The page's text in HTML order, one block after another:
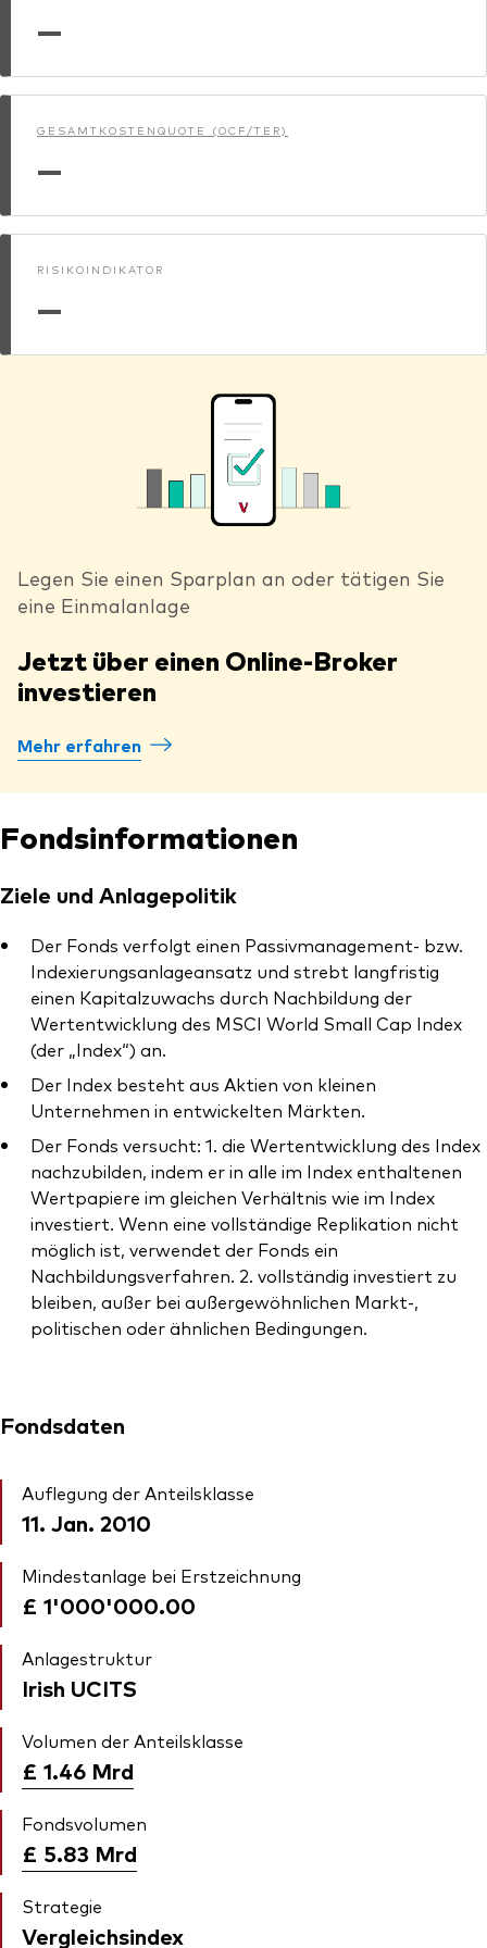
—
GESAMTKOSTENQUOTE (OCF/TER)
—
RISIKOINDIKATOR
—
Legen Sie einen Sparplan an oder tätigen Sie
eine Einmalanlage
Jetzt über einen Online-Broker
investieren
Mehr erfahren
Fondsinformationen
Ziele und Anlagepolitik
Der Fonds verfolgt einen Passivmanagement- bzw.
Indexierungsanlageansatz und strebt langfristig
einen Kapitalzuwachs durch Nachbildung der
Wertentwicklung des MSCI World Small Cap Index
(der „Index“) an.
Der Index besteht aus Aktien von kleinen
Unternehmen in entwickelten Märkten.
Der Fonds versucht: 1. die Wertentwicklung des Index
nachzubilden, indem er in alle im Index enthaltenen
Wertpapiere im gleichen Verhältnis wie im Index
investiert. Wenn eine vollständige Replikation nicht
möglich ist, verwendet der Fonds ein
Nachbildungsverfahren. 2. vollständig investiert zu
bleiben, außer bei außergewöhnlichen Markt-,
politischen oder ähnlichen Bedingungen.
Fondsdaten
Auflegung der Anteilsklasse
11. Jan. 2010
Mindestanlage bei Erstzeichnung
£ 1'000'000.00
Anlagestruktur
Irish UCITS
Volumen der Anteilsklasse
£ 1.46 Mrd
Fondsvolumen
£ 5.83 Mrd
Strategie
Vergleichsindex